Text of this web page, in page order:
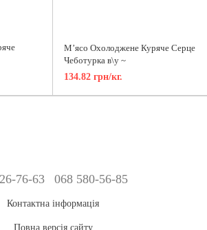
М’ясо Охолоджене Куряче Серце
Чеботурка в\у ~
134.82 грн/кг.
76-63 068 580-56-85
Контактна інформація
Повна версія сайту